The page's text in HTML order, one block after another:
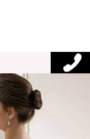
客様はこちら